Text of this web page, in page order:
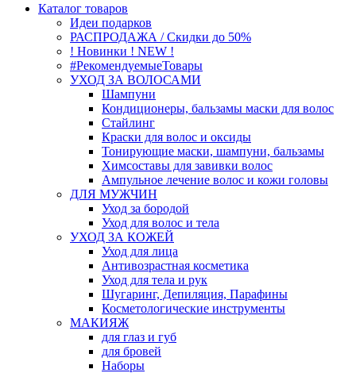
Каталог товаров
Идеи подарков
РАСПРОДАЖА / Скидки до 50%
! Новинки ! NEW !
#РекомендуемыеТовары
УХОД ЗА ВОЛОСАМИ
Шампуни
Кондиционеры, бальзамы маски для волос
Стайлинг
Краски для волос и оксиды
Тонирующие маски, шампуни, бальзамы
Химсоставы для завивки волос
Ампульное лечение волос и кожи головы
ДЛЯ МУЖЧИН
Уход за бородой
Уход для волос и тела
УХОД ЗА КОЖЕЙ
Уход для лица
Антивозрастная косметика
Уход для тела и рук
Шугаринг, Депиляция, Парафины
Косметологические инструменты
МАКИЯЖ
для глаз и губ
для бровей
Наборы